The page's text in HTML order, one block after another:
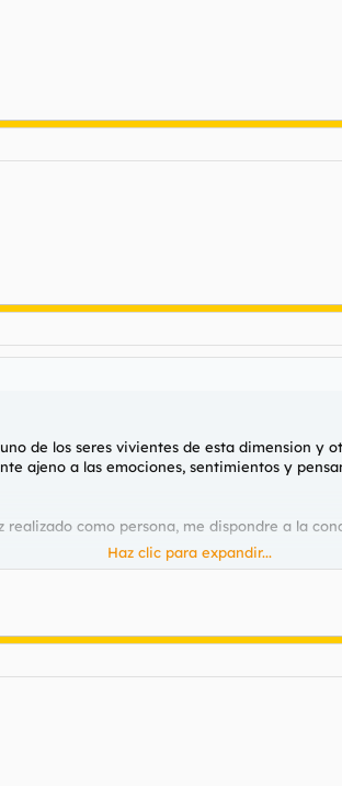
de los seres vivientes de esta dimension y
ajeno a las emociones, sentimientos y
como persona, me dispondre a la
Haz clic para expandir...